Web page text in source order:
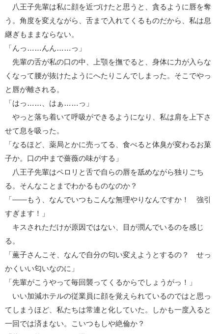
八王子先輩は私に顔を近づけたと思うと、貪るように唇を奪
う。角度を変えながら、舌まで入れてくるものだから、私は息
継ぎもままならない。
「んっ……んん……っ」
先輩の舌が私の口の中、上顎を撫でると、身体に力が入らな
くなって腰が抜けたようにへたりこんでしまった。そこでやっ
と唇が離される。
「はっ……、はぁ……っ」
やっと落ち着いて呼吸ができるようになり、私は肩を上下さ
せて息を吸った。
「なるほど、薬局とかに売ってる、食べると体臭が変わるお菓
子か。口の中まで薔薇の味がする」
八王子先輩はペロリと舌で自らの唇を舐めながら独りごち
る。そんなことまでわかるものなのか？
「――もう、なんでいつもこんな無理やりなんですか！ 強引
すぎます！」
キスされただけが原因ではない、目が潤んでいるのを感じ
る。
「薫子さんこそ、なんで自分の匂い変えようとするの？ せっ
かくいい匂いなのに」
「先輩がこうやって毎回襲ってくるからでしょうがっ！」
いい加減ホテルの従業員に顔を覚えられているのではと思っ
てしまうほど、私たちは常連と化していた。しかも一度入ると
一回では済まない。こいつもしや絶倫か？